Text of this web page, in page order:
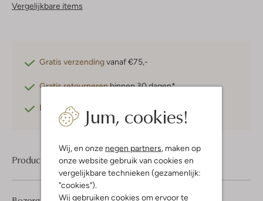
Jum, cookies!
Wij, en onze negen partners, maken op
onze website gebruik van cookies en
vergelijkbare technieken (gezamenlijk:
"cookies").
Wij gebruiken cookies om ervoor te
Vergelijkbare items
Gratis verzendingvanaf €75,-
Gratis retournerenbinnen 30 dagen*
Betaal achteraf
Product informatie